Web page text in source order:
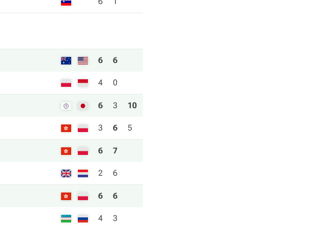
6 6
4 0
6 3 10
3 6 5
6 7
2 6
6 6
4 3